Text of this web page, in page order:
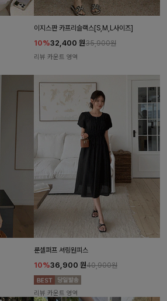
이지스판 카프리슬랙스[S,M,L사이즈]
10%32,400 원35,900원
리뷰 카운트 영역
룬셀퍼프 셔링원피스
10%36,900 원40,900원
리뷰 카운트 영역